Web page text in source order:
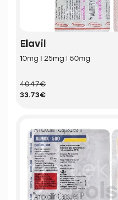
Elavil
10mg | 25mg | 50mg
40.47€
33.73€